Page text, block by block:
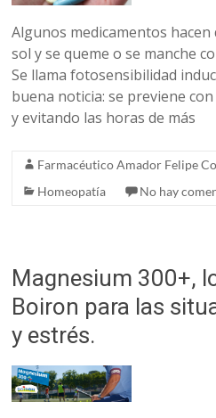
Algunos medicamentos
sol y se queme o se manche
Se llama fotosensibilidad
buena noticia: se previene
y evitando las horas de más
Farmacéutico Amador Felipe
Homeopatía
No hay
Magnesium 300+,
Boiron para las
y estrés.